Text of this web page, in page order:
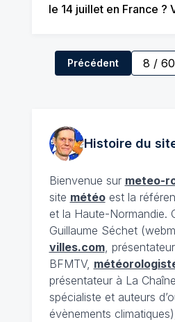
le 14 juillet en France ?
Précédent 8 /
Histoire du
Bienvenue sur meteo-
site météoest la
et la Haute-Normandie.
Guillaume Séchet
villes.com,
BFMTV,
présentateur à La Chaîne
spécialiste et auteurs
évènements